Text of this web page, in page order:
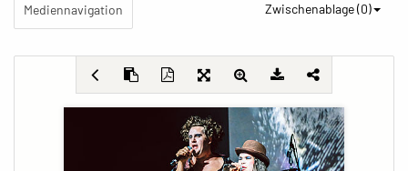
Mediennavigation Zwischenablage (0)